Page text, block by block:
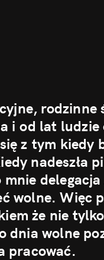
rodzinne
i od lat ludzie
z tym kiedy
nadeszła
wolne. Więc
że nie
dnia wolne
pracować.